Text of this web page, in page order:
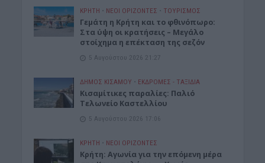
ΚΡΗΤΗ • ΝΕΟΙ ΟΡΙΖΟΝΤΕΣ • ΤΟΥΡΙΣΜΟΣ
Γεμάτη η Κρήτη και το φθινόπωρο:
Στα ύψη οι κρατήσεις – Μεγάλο
στοίχημα η επέκταση της σεζόν
5 Αυγούστου 2026 21:27
ΔΉΜΟΣ ΚΙΣΆΜΟΥ • ΕΚΔΡΟΜΈΣ - ΤΑΞΊΔΙΑ
Kισαμίτικες παραλίες: Παλιό
Τελωνείο Καστελλίου
5 Αυγούστου 2026 17:06
ΚΡΗΤΗ • ΝΕΟΙ ΟΡΙΖΟΝΤΕΣ
Kρήτη: Αγωνία για την επόμενη μέρα